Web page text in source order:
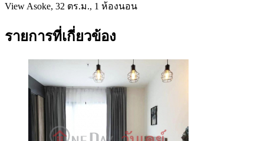
View Asoke, 32 ตร.ม., 1 ห้องนอน
รายการที่เกี่ยวข้อง